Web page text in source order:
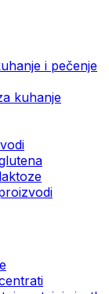
i pečenje
kuhanje